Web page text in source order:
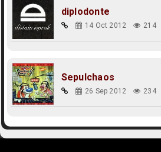
diplodonte
14 Oct 2012 214
Sepulchaos
26 Sep 2012 234